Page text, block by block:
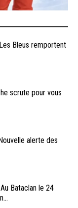
Bleus remportent
scrute pour vous
alerte des
Bataclan le 24